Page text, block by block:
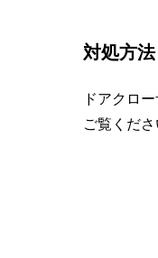
対処方法
ドアクロ
ご覧くださ